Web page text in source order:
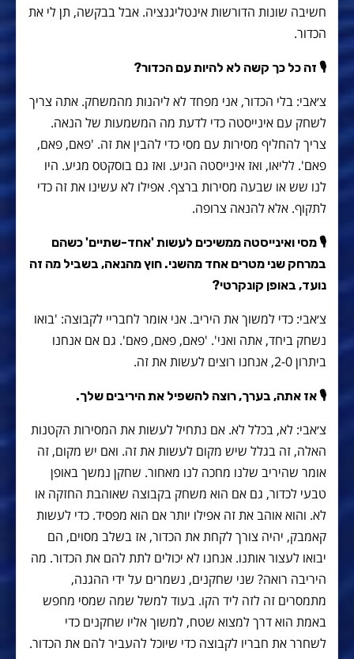
חשיבה שונות הדורשות אינטליגנציה. אבל בבקשה, תן לי את
הכדור.
🎙 זה כל כך קשה לא להיות עם הכדור?
צ׳אבי: בלי הכדור, אני מפחד לא ליהנות מהמשחק. אתה צריך
לשחק עם אינייסטה כדי לדעת מה המשמעות של הנאה.
צריך להחליף מסירות עם מסי כדי להבין את זה. 'פאם, פאם,
פאם'. לליאו, ואז אינייסטה הגיע. ואז גם בוסקטס מגיע. היו
לנו שש או שבעה מסירות ברצף. אפילו לא עשינו את זה כדי
לתקוף. אלא להנאה צרופה.
🎙 מסי ואינייסטה ממשיכים לעשות 'אחד-שתיים' כשהם
במרחק שני מטרים אחד מהשני. חוץ מהנאה, בשביל מה זה
נועד, באופן קונקרטי?
צ׳אבי: כדי למשוך את היריב. אני אומר לחבריי לקבוצה: 'בואו
נשחק ביחד, אתה ואני'. 'פאם, פאם, פאם'. גם אם אנחנו
ביתרון 2-0, אנחנו רוצים לעשות את זה.
🎙 אז אתה, בערך, רוצה להשפיל את היריבים שלך.
צ׳אבי: לא, בכלל לא. אם נתחיל לעשות את המסירות הקטנות
האלה, זה בגלל שיש מקום לעשות את זה. ואם יש מקום, זה
אומר שהיריב שלנו מחכה לנו מאחור. שחקן נמשך באופן
טבעי לכדור, גם אם הוא משחק בקבוצה שאוהבת החזקה או
לא. והוא אוהב את זה אפילו יותר אם הוא מפסיד. כדי לעשות
קאמבק, יהיה צורך לקחת את הכדור, אז בשלב מסוים, הם
יבואו לעצור אותנו. אנחנו לא יכולים לתת להם את הכדור. מה
היריבה רואה? שני שחקנים, נשמרים על ידי ההגנה,
מתמסרים זה לזה ליד הקו. בעוד למשל שמה שמסי מחפש
באמת הוא דרך למצוא שטח, למשוך אליו שחקנים כדי
לשחרר את חבריו לקבוצה כדי שיוכל להעביר להם את הכדור.